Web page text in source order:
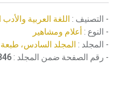
- التصنيف : اللغة العربية
- النوع : أعلام ومشاهير
- المجلد : المجلد السادس، طبعة 2002، دمشق
- رقم الصفحة ضمن المجلد :